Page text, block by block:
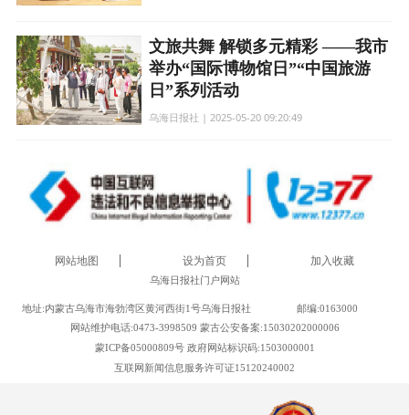
文旅共舞 解锁多元精彩 ——我市
举办“国际博物馆日”“中国旅游
日”系列活动
乌海日报社 | 2025-05-20 09:20:49
网站地图 设为首页 加入收藏
乌海日报社门户网站
地址:内蒙古乌海市海勃湾区黄河西街1号乌海日报社
邮编:0163000
网站维护电话:0473-3998509 蒙古公安备案:15030202000006
蒙ICP备05000809号 政府网站标识码:1503000001
互联网新闻信息服务许可证15120240002